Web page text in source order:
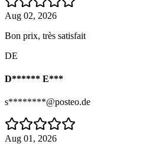
Aug 02, 2026
Bon prix, très satisfait
DE
D****** E***
s********@posteo.de
Aug 01, 2026